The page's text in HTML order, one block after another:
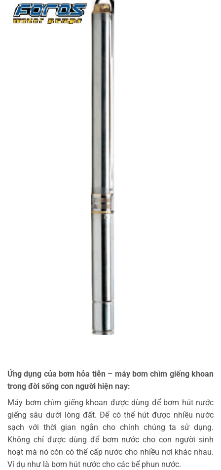
Ứng dụng của bơm hỏa tiễn – máy bơm chìm giếng khoan
trong đời sống con người hiện nay:
Máy bơm chìm giếng khoan được dùng để bơm hút nước
giếng sâu dưới lòng đất. Để có thể hút được nhiều nước
sạch với thời gian ngắn cho chính chúng ta sử dụng.
Không chỉ được dùng để bơm nước cho con người sinh
hoạt mà nó còn có thể cấp nước cho nhiều nơi khác nhau.
Ví dụ như là bơm hút nước cho các bể phun nước.